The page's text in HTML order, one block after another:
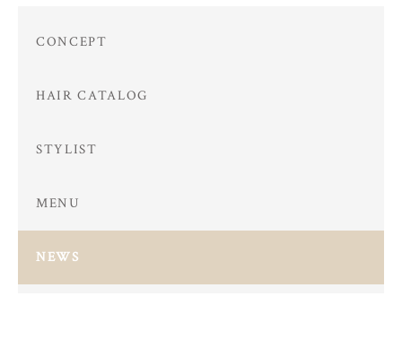
CONCEPT
HAIR CATALOG
STYLIST
MENU
NEWS